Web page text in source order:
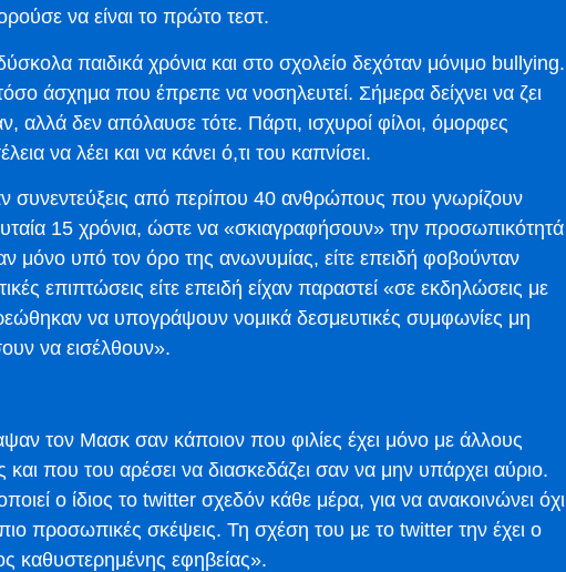
να είναι το πρώτο τεστ.
παιδικά χρόνια και στο σχολείο δεχόταν μόνιμο bullying.
άσχημα που έπρεπε να νοσηλευτεί. Σήμερα δείχνει να ζει
αλλά δεν απόλαυσε τότε. Πάρτι, ισχυροί φίλοι, όμορφες
να λέει και να κάνει ό,τι του καπνίσει.
συνεντεύξεις από περίπου 40 ανθρώπους που γνωρίζουν
15 χρόνια, ώστε να «σκιαγραφήσουν» την προσωπικότητά
μόνο υπό τον όρο της ανωνυμίας, είτε επειδή φοβούνταν
επιπτώσεις είτε επειδή είχαν παραστεί «σε εκδηλώσεις με
να υπογράψουν νομικά δεσμευτικές συμφωνίες μη
να εισέλθουν».
τον Μασκ σαν κάποιον που φιλίες έχει μόνο με άλλους
και που του αρέσει να διασκεδάζει σαν να μην υπάρχει αύριο.
ο ίδιος το twitter σχεδόν κάθε μέρα, για να ανακοινώνει όχι
πιο προσωπικές σκέψεις. Τη σχέση του με το twitter την έχει ο
καθυστερημένης εφηβείας».